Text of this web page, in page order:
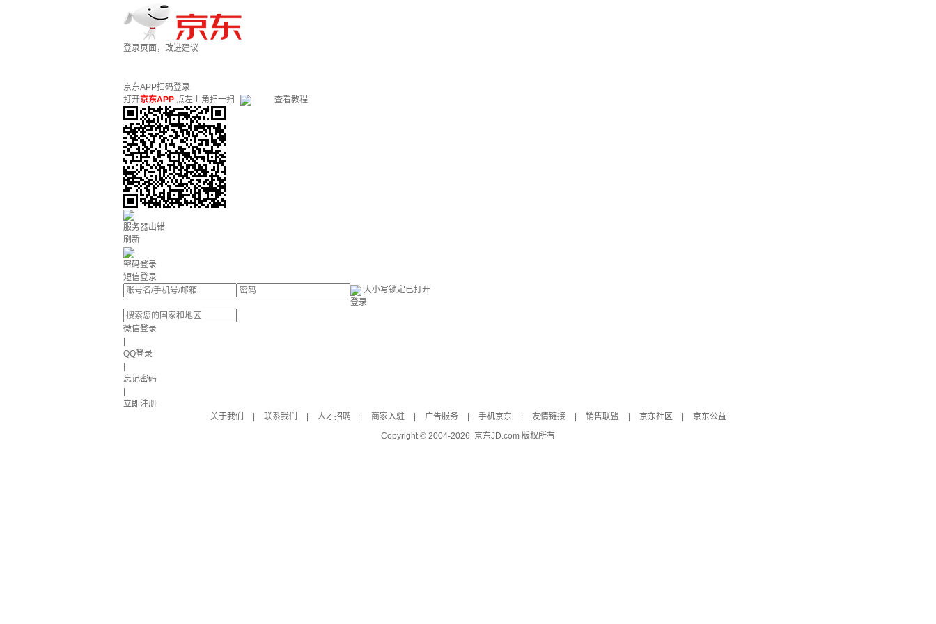
登录页面，改进建议
京东APP扫码登录
打开京东APP 点左上角扫一扫 查看教程
服务器出错
刷新
密码登录
短信登录
大小写锁定已打开
登录
微信登录
QQ登录
忘记密码
立即注册
关于我们
联系我们 人才招聘 商家入驻 广告服务 手机京东 友情链接 销售联盟 京东社区
京东公益
Copyright © 2004-2026 京东JD.com 版权所有